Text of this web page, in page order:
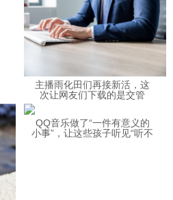
主播雨化田们再接新活，这
次让网友们下载的是交管
QQ音乐做了“一件有意义的
小事”，让这些孩子听见“听不